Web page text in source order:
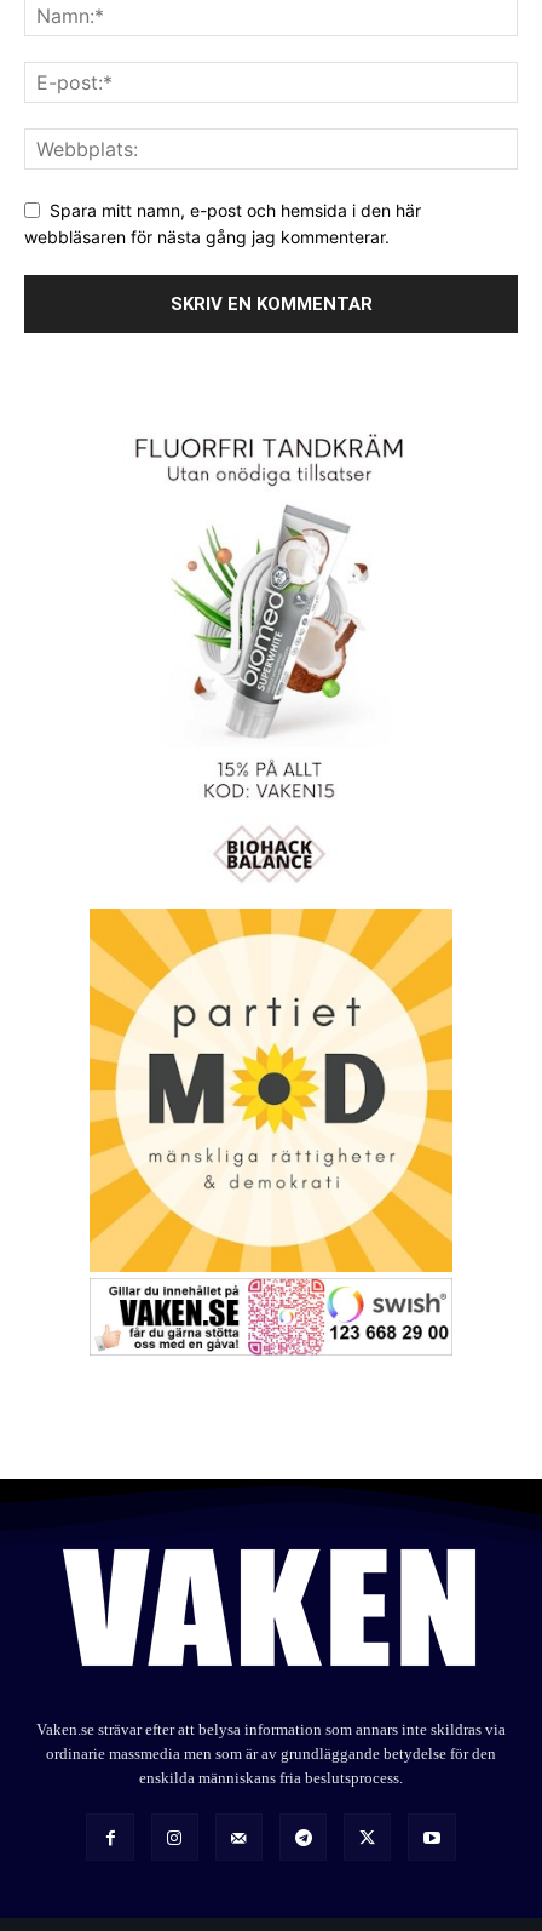
Spara mitt namn, e-post och hemsida i den här
webbläsaren för nästa gång jag kommenterar.
Vaken.se strävar efter att belysa information som annars inte skildras via
ordinarie massmedia men som är av grundläggande betydelse för den
enskilda människans fria beslutsprocess.